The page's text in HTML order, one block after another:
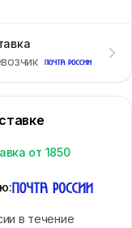
от 1850
:
в течение